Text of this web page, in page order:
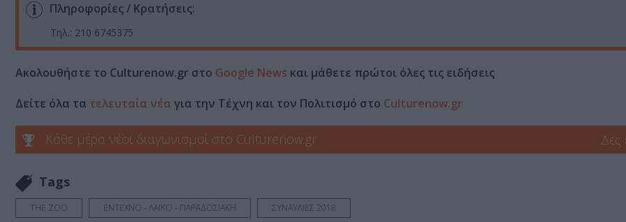
Πληροφορίες / Κρατήσεις:
Τηλ.: 210 6745375
Ακολουθήστε το Culturenow.gr στο Google News και μάθετε πρώτοι όλες τις ειδήσεις
Δείτε όλα τα τελευταία νέα για την Τέχνη και τον Πολιτισμό στο Culturenow.gr
Κάθε μέρα νέοι διαγωνισμοί στο Culturenow.gr
Tags
THE ZOO ΕΝΤΕΧΝΟ - ΛΑΪΚΟ - ΠΑΡΑΔΟΣΙΑΚΗ ΣΥΝΑΥΛΙΕΣ 2018